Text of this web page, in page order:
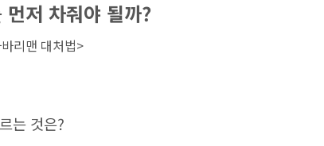
저 차줘야 될까?
리맨 대처법>
는 것은?